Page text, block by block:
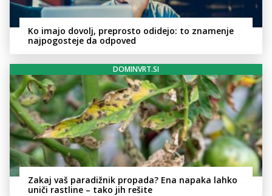
Ko imajo dovolj, preprosto odidejo: to znamenje
najpogosteje da odpoved
DOMINVRT.SI
Zakaj vaš paradižnik propada? Ena napaka lahko
uniči rastline – tako jih rešite